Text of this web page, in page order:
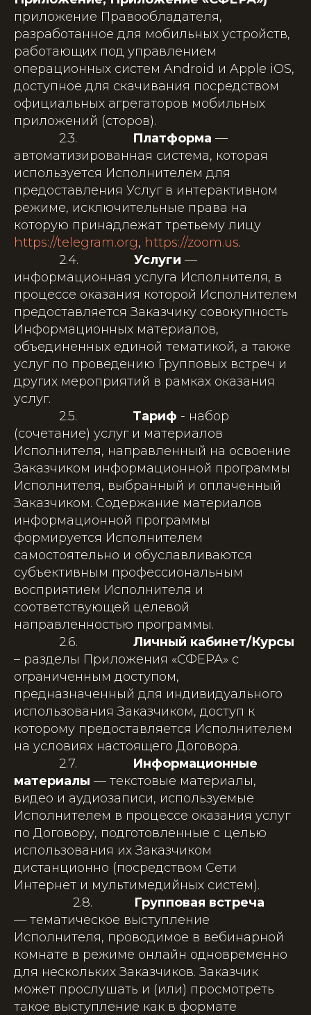
приложение Правообладателя,
разработанное для мобильных устройств,
работающих под управлением
операционных систем Android и Apple iOS,
доступное для скачивания посредством
официальных агрегаторов мобильных
приложений (сторов).
2.3. Платформа —
автоматизированная система, которая
используется Исполнителем для
предоставления Услуг в интерактивном
режиме, исключительные права на
которую принадлежат третьему лицу
https://telegram.org, https://zoom.us.
2.4. Услуги —
информационная услуга Исполнителя, в
процессе оказания которой Исполнителем
предоставляется Заказчику совокупность
Информационных материалов,
объединенных единой тематикой, а также
услуг по проведению Групповых встреч и
других мероприятий в рамках оказания
услуг.
2.5. Тариф - набор
(сочетание) услуг и материалов
Исполнителя, направленный на освоение
Заказчиком информационной программы
Исполнителя, выбранный и оплаченный
Заказчиком. Содержание материалов
информационной программы
формируется Исполнителем
самостоятельно и обуславливаются
субъективным профессиональным
восприятием Исполнителя и
соответствующей целевой
направленностью программы.
2.6. Личный кабинет/Курсы
– разделы Приложения «СФЕРА» с
ограниченным доступом,
предназначенный для индивидуального
использования Заказчиком, доступ к
которому предоставляется Исполнителем
на условиях настоящего Договора.
2.7. Информационные
материалы — текстовые материалы,
видео и аудиозаписи, используемые
Исполнителем в процессе оказания услуг
по Договору, подготовленные с целью
использования их Заказчиком
дистанционно (посредством Сети
Интернет и мультимедийных систем).
2.8. Групповая встреча
— тематическое выступление
Исполнителя, проводимое в вебинарной
комнате в режиме онлайн одновременно
для нескольких Заказчиков. Заказчик
может прослушать и (или) просмотреть
такое выступление как в формате